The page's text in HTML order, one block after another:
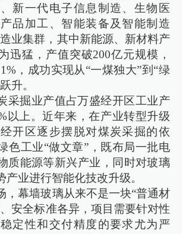
新一代电子信息制造、生物医
品加工、智能装备及智能制造
业集群，其中新能源、新材料产
迅猛，产值突破200亿元规模，
，成功实现从“一煤独大”到“绿
升。
采掘业产值占万盛经开区工业产
以上。近年来，在产业转型升级
开区逐步摆脱对煤炭采掘的依
色工业“做文章”，既布局一批电
质能源等新兴产业，同时对玻璃
产业进行智能化技改升级。
，幕墙玻璃从来不是一块“普通材
安全标准各异，项目需要针对性
定性和交付精度的要求尤为严